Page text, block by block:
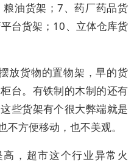
油货架；7、药厂药品货
台货架；10、立体仓库货
放货物的置物架，早的货
台。有铁制的木制的还有
些货架有个很大弊端就是
方便移动，也不美观。
，超市这个行业异常火